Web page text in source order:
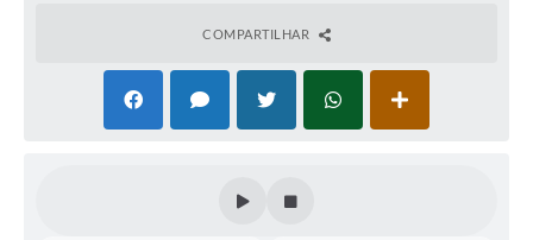
COMPARTILHAR